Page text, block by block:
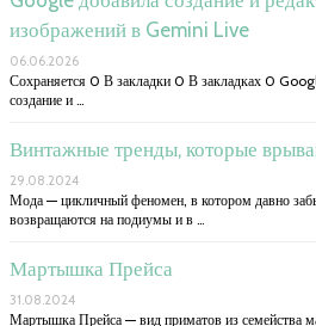
изображений в Gemini Live
06.06.2026
Сохраняется 0 В закладки 0 В закладках 0
создание и …
Винтажные тренды, которые
29.08.2024
Мода — цикличный феномен, в котором давно
возвращаются на подиумы и в …
Мартышка Прейса
31.08.2024
Мартышка Прейса — вид приматов из семейства